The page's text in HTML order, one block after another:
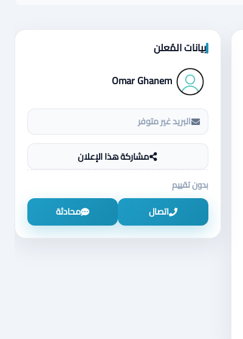
بيانات المُعلن
Omar Ghanem
البريد غير متوفر
مشاركة هذا الإعلان
بدون تقييم
اتصال
محادثة